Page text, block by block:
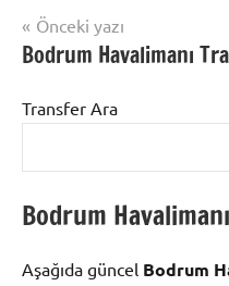
Bodrum
Havalimanı
Yazı
gezinmesi
Önceki yazı
Bodrum Havalimanı
Transfer Ara
Bodrum
Aşağıda güncel Bodrum